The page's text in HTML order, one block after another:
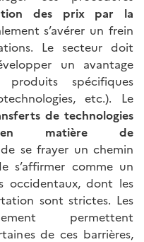
des prix par la
s’avérer un frein
Le secteur doit
un avantage
spécifiques
etc.). Le
de technologies
matière de
de se frayer un chemin
s’affirmer comme un
occidentaux, dont les
sont strictes. Les
permettent
de ces barrières,